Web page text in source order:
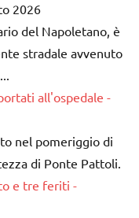
2026
del Napoletano, è
stradale avvenuto
all'ospedale -
nel pomeriggio di
di Ponte Pattoli.
e tre feriti -